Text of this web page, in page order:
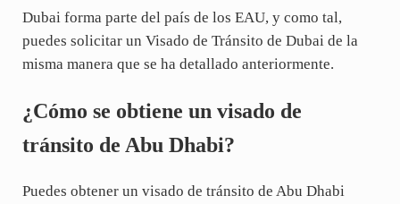
Dubai forma parte del país de los EAU, y como tal,
puedes solicitar un Visado de Tránsito de Dubai de la
misma manera que se ha detallado anteriormente.
¿Cómo se obtiene un visado de
tránsito de Abu Dhabi?
Puedes obtener un visado de tránsito de Abu Dhabi